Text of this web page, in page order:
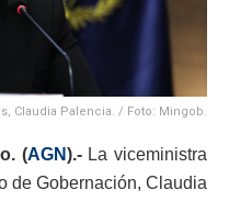
Claudia Palencia. / Foto: Mingob.
(AGN).- La viceministra
de Gobernación, Claudia